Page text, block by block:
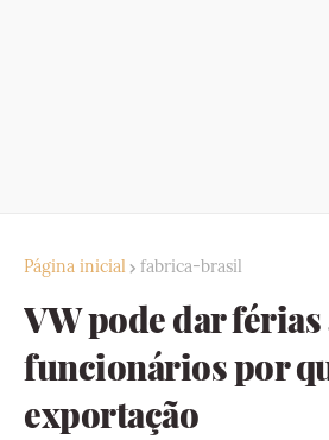
Página inicial fabrica-brasil
VW pode dar férias
funcionários por
exportação